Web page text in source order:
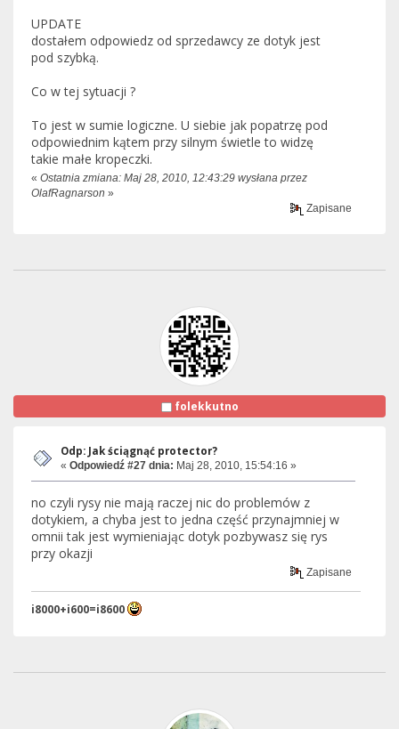
UPDATE
dostałem odpowiedz od sprzedawcy ze dotyk jest
pod szybką.
Co w tej sytuacji ?
To jest w sumie logiczne. U siebie jak popatrzę pod
odpowiednim kątem przy silnym świetle to widzę
takie małe kropeczki.
« Ostatnia zmiana: Maj 28, 2010, 12:43:29 wysłana przez
OlafRagnarson »
Zapisane
folekkutno
Odp: Jak ściągnąć protector?
« Odpowiedź #27 dnia: Maj 28, 2010, 15:54:16 »
no czyli rysy nie mają raczej nic do problemów z
dotykiem, a chyba jest to jedna część przynajmniej w
omnii tak jest wymieniając dotyk pozbywasz się rys
przy okazji
Zapisane
i8000+i600=i8600